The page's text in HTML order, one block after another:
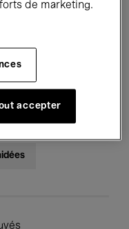
de marketing.
accepter